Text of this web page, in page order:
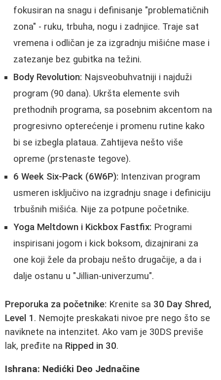
fokusiran na snagu i definisanje "problematičnih
zona" - ruku, trbuha, nogu i zadnjice. Traje sat
vremena i odličan je za izgradnju mišićne mase i
zatezanje bez gubitka na težini.
Body Revolution: Najsveobuhvatniji i najduži
program (90 dana). Ukršta elemente svih
prethodnih programa, sa posebnim akcentom na
progresivno opterećenje i promenu rutine kako
bi se izbegla plataua. Zahtijeva nešto više
opreme (prstenaste tegove).
6 Week Six-Pack (6W6P): Intenzivan program
usmeren isključivo na izgradnju snage i definiciju
trbušnih mišića. Nije za potpune početnike.
Yoga Meltdown i Kickbox Fastfix: Programi
inspirisani jogom i kick boksom, dizajnirani za
one koji žele da probaju nešto drugačije, a da i
dalje ostanu u "Jillian-univerzumu".
Preporuka za početnike: Krenite sa 30 Day Shred,
Level 1. Nemojte preskakati nivoe pre nego što se
naviknete na intenzitet. Ako vam je 30DS previše
lak, pređite na Ripped in 30.
Ishrana: Nedićki Deo Jednačine